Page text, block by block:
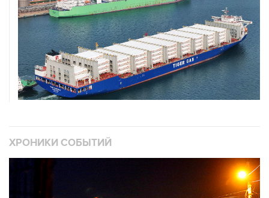
ХРОНИКИ СОБЫТИЙ